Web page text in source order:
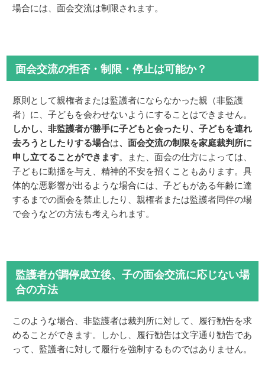
場合には、面会交流は制限されます。
面会交流の拒否・制限・停止は可能か？
原則として親権者または監護者にならなかった親（非監護
者）に、子どもを会わせないようにすることはできません。
しかし、非監護者が勝手に子どもと会ったり、子どもを連れ
去ろうとしたりする場合は、面会交流の制限を家庭裁判所に
申し立てることができます。また、面会の仕方によっては、
子どもに動揺を与え、精神的不安を招くこともあります。具
体的な悪影響が出るような場合には、子どもがある年齢に達
するまでの面会を禁止したり、親権者または監護者同伴の場
で会うなどの方法も考えられます。
監護者が調停成立後、子の面会交流に応じない場
合の方法
このような場合、非監護者は裁判所に対して、履行勧告を求
めることができます。しかし、履行勧告は文字通り勧告であ
って、監護者に対して履行を強制するものではありません。